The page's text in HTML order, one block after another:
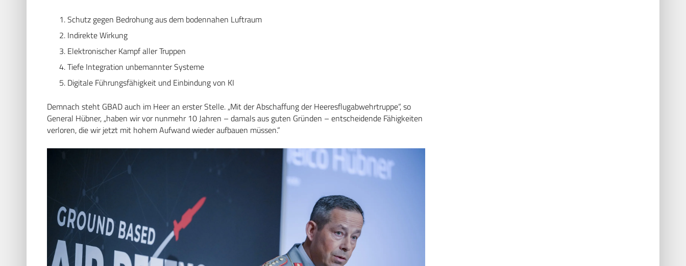
Schutz gegen Bedrohung aus dem bodennahen Luftraum
Indirekte Wirkung
Elektronischer Kampf aller Truppen
Tiefe Integration unbemannter Systeme
Digitale Führungsfähigkeit und Einbindung von KI
Demnach steht GBAD auch im Heer an erster Stelle. „Mit der Abschaffung der Heeresflugabwehrtruppe“, so
General Hübner, „haben wir vor nunmehr 10 Jahren – damals aus guten Gründen – entscheidende Fähigkeiten
verloren, die wir jetzt mit hohem Aufwand wieder aufbauen müssen.“